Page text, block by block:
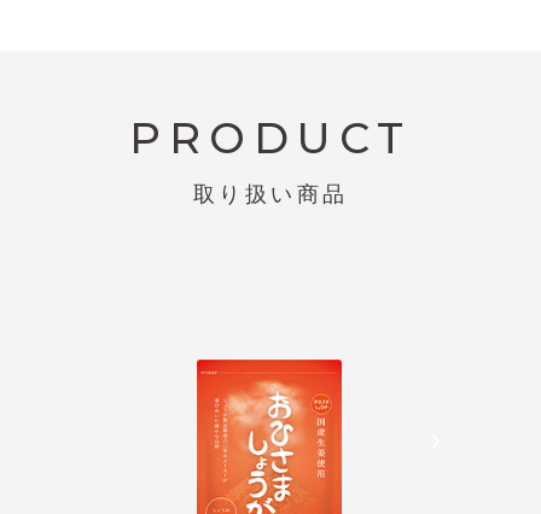
PRODUCT
取り扱い商品